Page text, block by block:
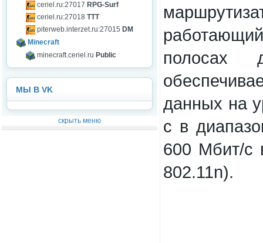
ceriel.ru:27017 RPG-Surf
ceriel.ru:27018 TTT
piterweb.interzet.ru:27015 DM
Minecraft
minecraft.ceriel.ru Public
МЫ В VK
скрыть меню
полосах
данных на
с в
600 Мбит/с
802.11n).